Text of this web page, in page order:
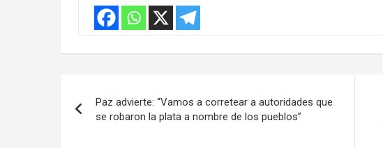
de
Paz advierte: “Vamos a corretear a autoridades que
se robaron la plata a nombre de los pueblos”